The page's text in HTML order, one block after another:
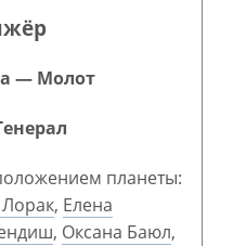
— Молот
планеты:
, Елена
, Оксана Баюл,